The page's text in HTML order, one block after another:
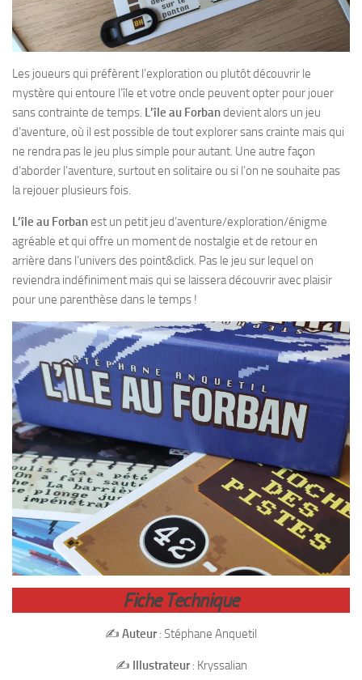
Les joueurs qui préfèrent l’exploration ou plutôt découvrir le
mystère qui entoure l’île et votre oncle peuvent opter pour jouer
sans contrainte de temps. L’île au Forbandevient alors un jeu
d’aventure, où il est possible de tout explorer sans crainte mais qui
ne rendra pas le jeu plus simple pour autant. Une autre façon
d’aborder l’aventure, surtout en solitaire ou si l’on ne souhaite pas
la rejouer plusieurs fois.
L’île au Forbanest un petit jeu d’aventure/exploration/énigme
agréable et qui offre un moment de nostalgie et de retour en
arrière dans l’univers des point&click. Pas le jeu sur lequel on
reviendra indéfiniment mais qui se laissera découvrir avec plaisir
pour une parenthèse dans le temps !
Fiche Technique
✍️ Auteur: Stéphane Anquetil
✍️ Illustrateur: Kryssalian